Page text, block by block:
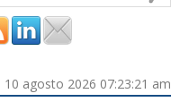
10 agosto 2026 07:23:21 am